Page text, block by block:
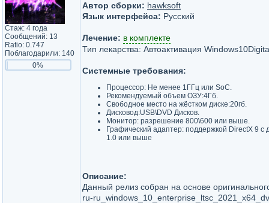
Стаж: 4 года
Сообщений: 13
Ratio: 0.747
Поблагодарили: 140
0%
Автор сборки: hawksoft
Язык интерфейса: Русский
Лечение: в комплекте
Тип лекарства: Автоактивация
Системные требования:
Процессор: Не менее 1ГГц или SoC.
Рекомендуемый объем ОЗУ:4Гб.
Свободное место на жёстком диске:20гб.
Дисковод:USB\DVD Дисков.
Монитор: разрешение 800\600 или выше.
Графический адаптер: поддержкой DirectX 9 с
1.0 или выше
Описание:
Данный релиз собран на основе
ru-